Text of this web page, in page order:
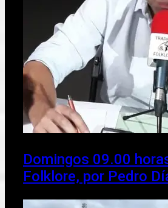
Domingos 09.00
Folklore, por Pedro